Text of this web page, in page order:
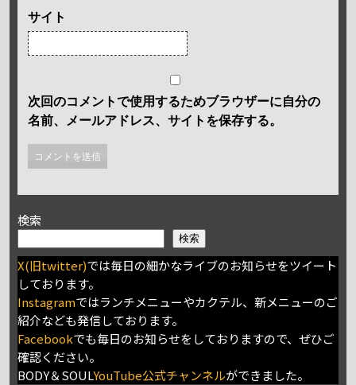
サイト
次回のコメントで使用するためブラウザーに自分の
名前、メールアドレス、サイトを保存する。
検索
検索
X(旧twitter)では毎日の細かなライブのお知らせをツイート
しております。
Instagramではランチメニューやカクテル、新メニューのご
紹介なども発信しております。
Facebookでも毎日のお知らせをしておりますので、ぜひご
確認ください。
BODY＆SOULYouTube公式チャンネルができました。